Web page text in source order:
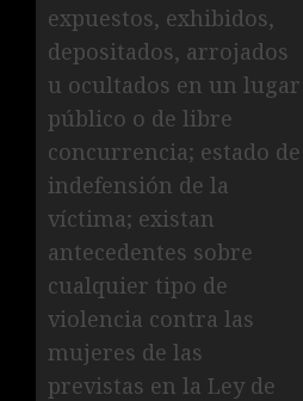
expuestos, exhibidos,
depositados, arrojados
u ocultados en un lugar
público o de libre
concurrencia; estado de
indefensión de la
víctima; existan
antecedentes sobre
cualquier tipo de
violencia contra las
mujeres de las
previstas en la Ley de